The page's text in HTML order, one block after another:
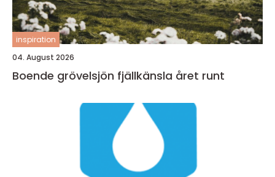
inspiration
04. August 2026
Boende grövelsjön fjällkänsla året runt